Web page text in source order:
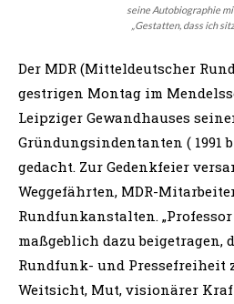
seine Autobiographie
„Gestatten, dass ich
Der MDR (Mitteldeutscher
gestrigen Montag im
Leipziger Gewandhauses
Gründungsindentanten ( 1991
gedacht. Zur Gedenkfeier
Weggefährten, MDR-
Rundfunkanstalten.
maßgeblich dazu beigetragen,
Rundfunk- und
Weitsicht, Mut, visionärer